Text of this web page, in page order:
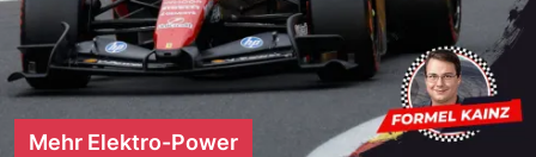
Mehr Elektro-Power